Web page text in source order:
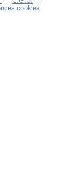
cookies